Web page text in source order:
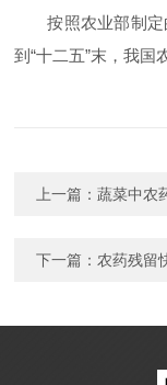
按照农业部制定
到“十二五”末，我国
上一篇：蔬菜中农
下一篇： 农药残留